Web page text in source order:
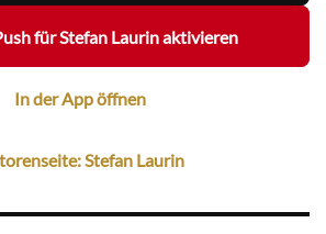
für Stefan Laurin aktivieren
In der App öffnen
Stefan Laurin